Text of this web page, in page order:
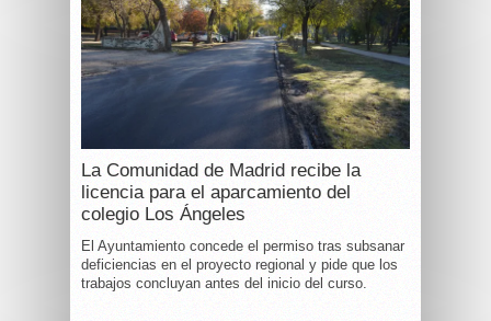
La Comunidad de Madrid recibe la
licencia para el aparcamiento del
colegio Los Ángeles
El Ayuntamiento concede el permiso tras subsanar
deficiencias en el proyecto regional y pide que los
trabajos concluyan antes del inicio del curso.